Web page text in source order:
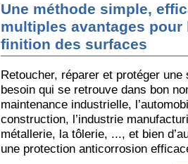
Une méthode simple,
multiples avantages
finition des surfaces
Retoucher, réparer et protéger
besoin qui se retrouve dans bon
maintenance industrielle,
construction, l’industrie
métallerie, la tôlerie, ..., et bien
une protection anticorrosion